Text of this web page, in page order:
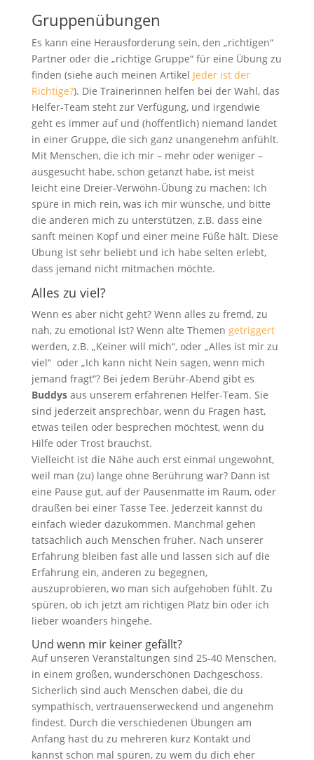
Gruppenübungen
Es kann eine Herausforderung sein, den „richtigen“
Partner oder die „richtige Gruppe“ für eine Übung zu
finden (siehe auch meinen Artikel Jeder ist der
Richtige?). Die Trainerinnen helfen bei der Wahl, das
Helfer-Team steht zur Verfügung, und irgendwie
geht es immer auf und (hoffentlich) niemand landet
in einer Gruppe, die sich ganz unangenehm anfühlt.
Mit Menschen, die ich mir – mehr oder weniger –
ausgesucht habe, schon getanzt habe, ist meist
leicht eine Dreier-Verwöhn-Übung zu machen: Ich
spüre in mich rein, was ich mir wünsche, und bitte
die anderen mich zu unterstützen, z.B. dass eine
sanft meinen Kopf und einer meine Füße hält. Diese
Übung ist sehr beliebt und ich habe selten erlebt,
dass jemand nicht mitmachen möchte.
Alles zu viel?
Wenn es aber nicht geht? Wenn alles zu fremd, zu
nah, zu emotional ist? Wenn alte Themen getriggert
werden, z.B. „Keiner will mich“, oder „Alles ist mir zu
viel“ oder „Ich kann nicht Nein sagen, wenn mich
jemand fragt“? Bei jedem Berühr-Abend gibt es
Buddysaus unserem erfahrenen Helfer-Team. Sie
sind jederzeit ansprechbar, wenn du Fragen hast,
etwas teilen oder besprechen möchtest, wenn du
Hilfe oder Trost brauchst.
Vielleicht ist die Nähe auch erst einmal ungewohnt,
weil man (zu) lange ohne Berührung war? Dann ist
eine Pause gut, auf der Pausenmatte im Raum, oder
draußen bei einer Tasse Tee. Jederzeit kannst du
einfach wieder dazukommen. Manchmal gehen
tatsächlich auch Menschen früher. Nach unserer
Erfahrung bleiben fast alle und lassen sich auf die
Erfahrung ein, anderen zu begegnen,
auszuprobieren, wo man sich aufgehoben fühlt. Zu
spüren, ob ich jetzt am richtigen Platz bin oder ich
lieber woanders hingehe.
Und wenn mir keiner gefällt?
Auf unseren Veranstaltungen sind 25-40 Menschen,
in einem großen, wunderschönen Dachgeschoss.
Sicherlich sind auch Menschen dabei, die du
sympathisch, vertrauenserweckend und angenehm
findest. Durch die verschiedenen Übungen am
Anfang hast du zu mehreren kurz Kontakt und
kannst schon mal spüren, zu wem du dich eher